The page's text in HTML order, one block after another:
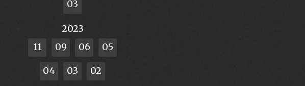
03
2023
11
09 06 05
04 03 02